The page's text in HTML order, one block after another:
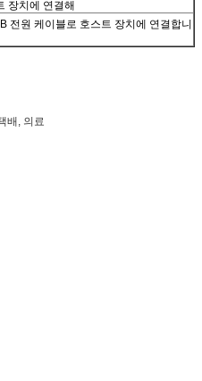
장치에 연결해
전원 케이블로 호스트 장치에 연결합니
배, 의료